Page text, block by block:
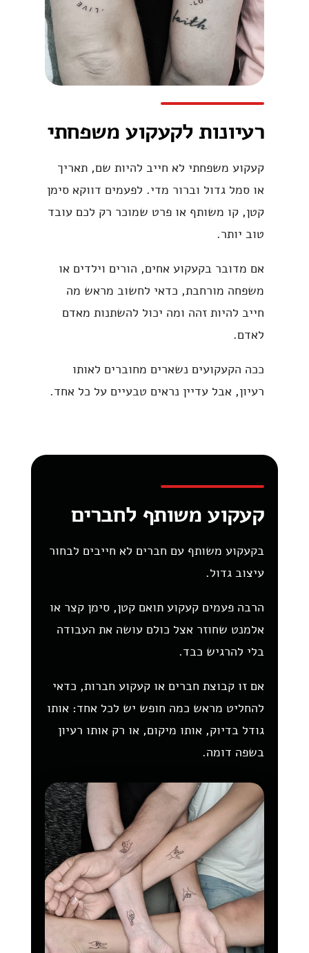
רעיונות לקעקוע משפחתי
קעקוע משפחתי לא חייב להיות שם, תאריך
או סמל גדול וברור מדי. לפעמים דווקא סימן
קטן, קו משותף או פרט שמוכר רק לכם עובד
טוב יותר.
אם מדובר בקעקוע אחים, הורים וילדים או
משפחה מורחבת, כדאי לחשוב מראש מה
חייב להיות זהה ומה יכול להשתנות מאדם
לאדם.
ככה הקעקועים נשארים מחוברים לאותו
רעיון, אבל עדיין נראים טבעיים על כל אחד.
קעקוע משותף לחברים
בקעקוע משותף עם חברים לא חייבים לבחור
עיצוב גדול.
הרבה פעמים קעקוע תואם קטן, סימן קצר או
אלמנט שחוזר אצל כולם עושה את העבודה
בלי להרגיש כבד.
אם זו קבוצת חברים או קעקוע חברות, כדאי
להחליט מראש כמה חופש יש לכל אחד: אותו
גודל בדיוק, אותו מיקום, או רק אותו רעיון
בשפה דומה.